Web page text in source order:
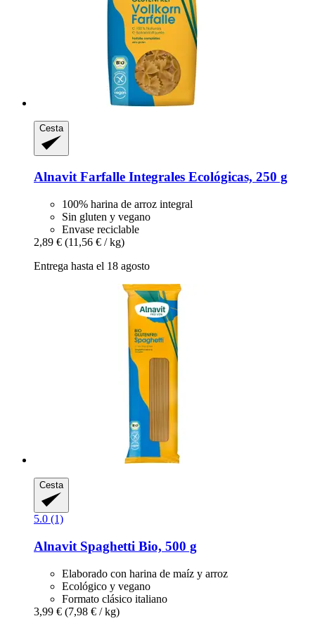
Cesta
Alnavit Farfalle Integrales Ecológicas, 250 g
100% harina de arroz integral
Sin gluten y vegano
Envase reciclable
2,89 € (11,56 € / kg)
Entrega hasta el 18 agosto
Cesta
5.0 (1)
Alnavit Spaghetti Bio, 500 g
Elaborado con harina de maíz y arroz
Ecológico y vegano
Formato clásico italiano
3,99 € (7,98 € / kg)